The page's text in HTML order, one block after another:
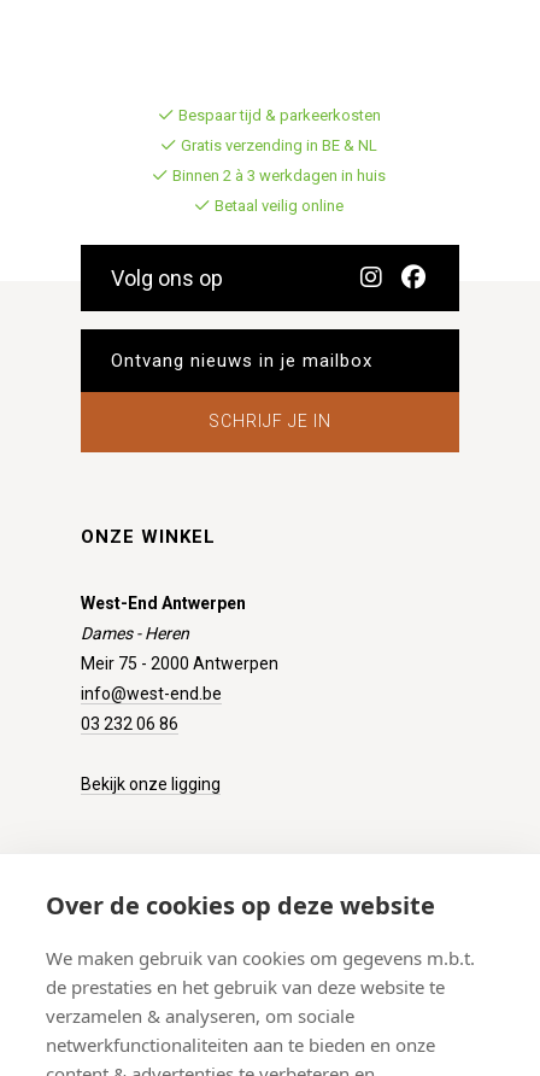
Over de cookies op deze website
We maken gebruik van cookies om gegevens m.b.t.
de prestaties en het gebruik van deze website te
verzamelen & analyseren, om sociale
netwerkfunctionaliteiten aan te bieden en onze
Bespaar tijd & parkeerkosten
Gratis verzending in BE & NL
Binnen 2 à 3 werkdagen in huis
Betaal veilig online
Volg ons op
SCHRIJF JE IN
ONZE WINKEL
West-End Antwerpen
Dames - Heren
Meir 75 - 2000 Antwerpen
info@west-end.be
03 232 06 86
Bekijk onze ligging
Verzenden
Retourneren
Betalen
Veelgestelde vragen